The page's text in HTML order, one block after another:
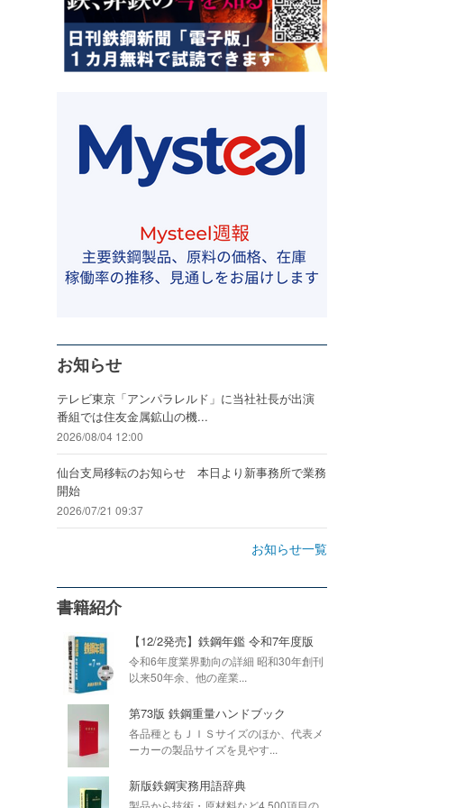
お知らせ
テレビ東京「アンパラレルド」に当社社長が出演
番組では住友金属鉱山の機...
2026/08/04 12:00
仙台支局移転のお知らせ 本日より新事務所で業務
開始
2026/07/21 09:37
お知らせ一覧
書籍紹介
【12/2発売】鉄鋼年鑑 令和7年度版
令和6年度業界動向の詳細 昭和30年創刊
以来50年余、他の産業...
第73版 鉄鋼重量ハンドブック
各品種ともＪＩＳサイズのほか、代表メ
ーカーの製品サイズを見やす...
新版鉄鋼実務用語辞典
製品から技術・原材料など4,500項目の